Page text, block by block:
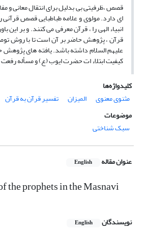
قصص ،ظرفیتی بی بدلیل برای انتقال معانی و
ای دارد. مولوی و علامه طباطبایی قصص
انبیاء الهی را ، قرآن معرفی می کنند. و بر
قرآن ، پژوهش حاضر بر آن است تا با روش
علیهم السلام داشته باشد. یافته های پژوهش
کیفیت ابتلاء ات حضرت ایوب (ع) و مسأله
کلیدواژه‌ها
مثنوی معنوی
المیزان تفسیر قرآن به قرآن
موضوعات
سبک شناختی
عنوان مقاله English
the prophets in the Masnavi
نویسندگان English